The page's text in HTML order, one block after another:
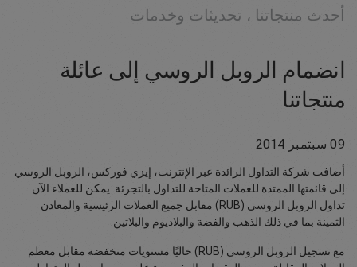
أحدث منتجاتنا ، تحديثات وخدمات
انضمام الروبل الروسي إلى عائلة
منتجاتنا
09 سبتمبر 2014
أضافت شركة التداول الرائدة عبر الإنترنت، إيزي فوركس، الروبل الروسي
إلى قائمتها الممتدة للعملات المتاحة للتداول بالتجزئة. يمكن للعملاء الآن
تداول الروبل الروسي (RUB) مقابل جميع العملات الرئيسية والمعادن
الثمينة بما في ذلك الذهب والفضة والبلاديوم والبلاتين.
مع تسجيل الروبل الروسي (RUB) حاليًا مستويات منخفضة مقابل معظم